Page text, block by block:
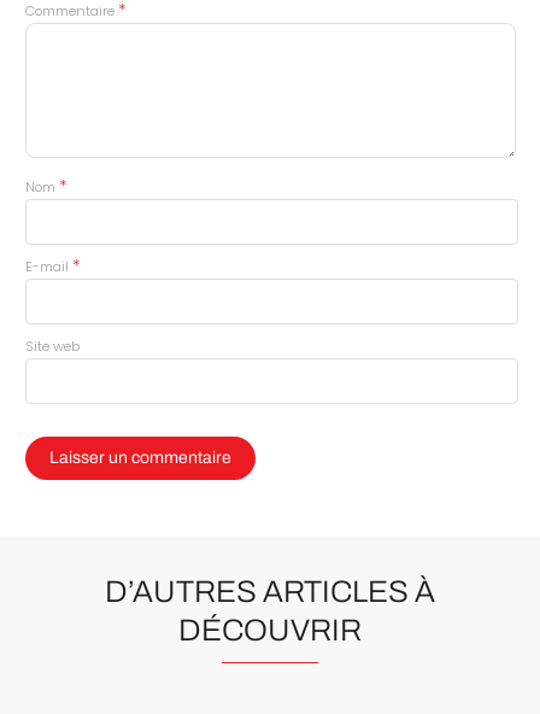
Commentaire *
Nom *
E-mail *
Site web
D’AUTRES ARTICLES À
DÉCOUVRIR